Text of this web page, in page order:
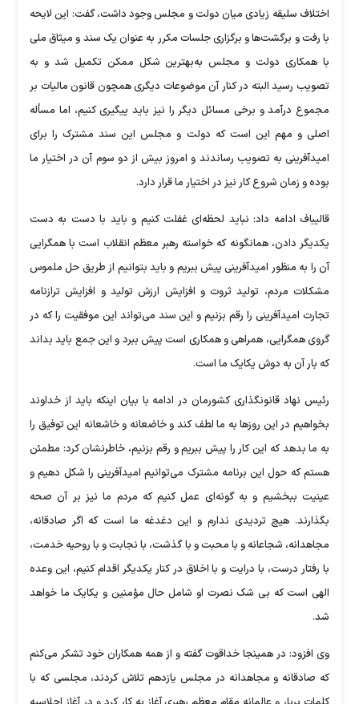
اختلاف سلیقه زیادی میان دولت و مجلس وجود داشت، گفت: این لایحه
با رفت و برگشت‌ها و برگزاری جلسات مکرر به عنوان یک سند و میثاق ملی
با همکاری دولت و مجلس به‌بهترین شکل ممکن تکمیل شد و به
تصویب رسید البته در کنار آن موضوعات دیگری همچون قانون مالیات بر
مجموع درآمد و برخی مسائل دیگر را نیز باید پیگیری کنیم، اما مسأله
اصلی و مهم این است که دولت و مجلس این سند مشترک را برای
امیدآفرینی به تصویب رساندند و امروز بیش از دو سوم آن در اختیار ما
بوده و زمان شروع کار نیز در اختیار ما قرار دارد.
قالیباف ادامه داد: نباید لحظه‌ای غفلت کنیم و باید با دست به دست
یکدیگر دادن، همانگونه که خواسته رهبر معظم انقلاب است با همگرایی
آن را به منظور امیدآفرینی پیش ببریم و باید بتوانیم از طریق حل ملموس
مشکلات مردم، تولید ثروت و افزایش ارزش تولید و افزایش ترازنامه
تجارت امیدآفرینی را رقم بزنیم و این سند می‌تواند این موفقیت را که در
گروی همگرایی، همراهی و همکاری است پیش ببرد و این جمع باید بداند
که بار آن به دوش یکایک ما است.
رئیس نهاد قانونگذاری کشورمان در ادامه با بیان اینکه باید از خداوند
بخواهیم در این روز‌ها به ما لطف کند و خاضعانه و خاشعانه این توفیق را
به ما بدهد که این کار را پیش ببریم و رقم بزنیم، خاطرنشان کرد: مطمئن
هستم که حول این برنامه مشترک می‌توانیم امیدآفرینی را شکل دهیم و
عینیت ببخشیم و به گونه‌ای عمل کنیم که مردم ما نیز بر آن صحه
بگذارند. هیچ تردیدی ندارم و این دغدغه ما است که اگر صادقانه،
مجاهدانه، شجاعانه و با محبت و با گذشت، با نجابت و با روحیه خدمت،
با رفتار درست، با درایت و با اخلاق در کنار یکدیگر اقدام کنیم، این وعده
الهی است که بی شک نصرت او شامل حال مؤمنین و یکایک ما خواهد
شد.
وی افزود: در همینجا خداقوت گفته و از همه همکاران خود تشکر می‌کنم
که صادقانه و مجاهدانه در مجلس یازدهم تلاش کردند، مجلسی که با